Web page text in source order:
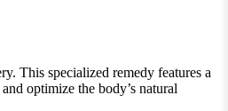
This specialized remedy features a
optimize the body’s natural